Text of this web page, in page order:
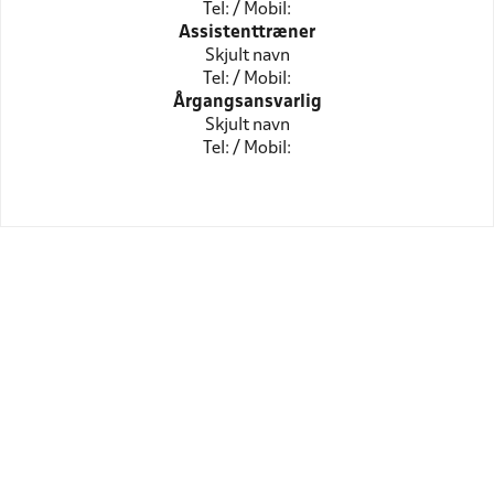
Tel: / Mobil:
Assistenttræner
Skjult navn
Tel: / Mobil:
Årgangsansvarlig
Skjult navn
Tel: / Mobil: